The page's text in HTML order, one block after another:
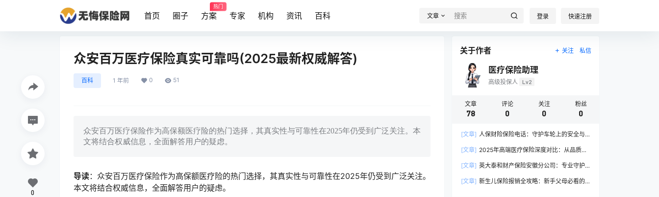
首页 圈子 方案
热门
专家 机构 资讯 百科 文章 登录 快速注册
众安百万医疗保险真实可靠吗(2025最新权威解答)
百科 1 年前 0 51
众安百万医疗保险作为高保额医疗险的热门选择，其真实性与可靠性在2025年仍受到广泛关注。本
文将结合权威信息，全面解答用户的疑虑。
导读：众安百万医疗保险作为高保额医疗险的热门选择，其真实性与可靠性在2025年仍受到广泛关注。
本文将结合权威信息，全面解答用户的疑虑。
0
关于作者 关注 私信
医疗保险助理
高级投保人 Lv2
文章
78
评论
0
关注
0
粉丝
0
[文章] 人保财险保险电话：守护车轮上的安全与
[文章] 2025年高端医疗保险深度对比：从品质医
[文章] 英大泰和财产保险安徽分公司：专业守护
[文章] 新生儿保险报销全攻略：新手父母必看的